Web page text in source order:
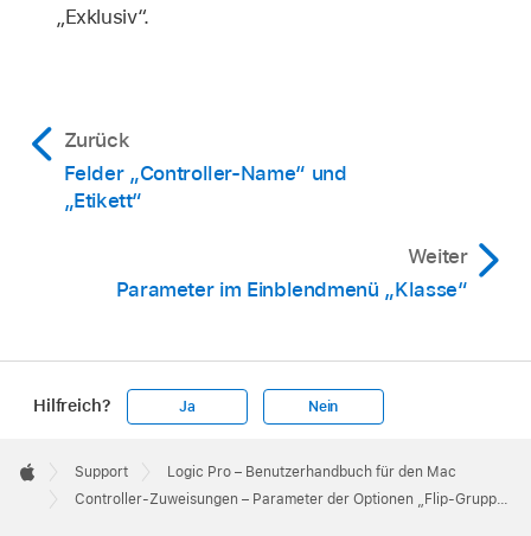
„Exklusiv“.
Zurück
Felder „Controller-Name“ und
„Etikett“
Weiter
Parameter im Einblendmenü „Klasse“
Hilfreich? Ja Nein
Footer

Apple
Support
Logic Pro – Benutzerhandbuch für den Mac
Controller-Zuweisungen – Parameter der Optionen „Flip-Gruppe“ und „Exklusiv“ in Logic Pro für Mac